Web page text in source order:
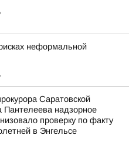
неформальной
Саратовской
Пантелеева надзорное
проверку по факту
в Энгельсе